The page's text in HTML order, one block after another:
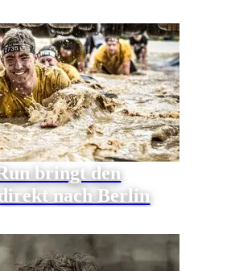
bringt den
nach Berlin